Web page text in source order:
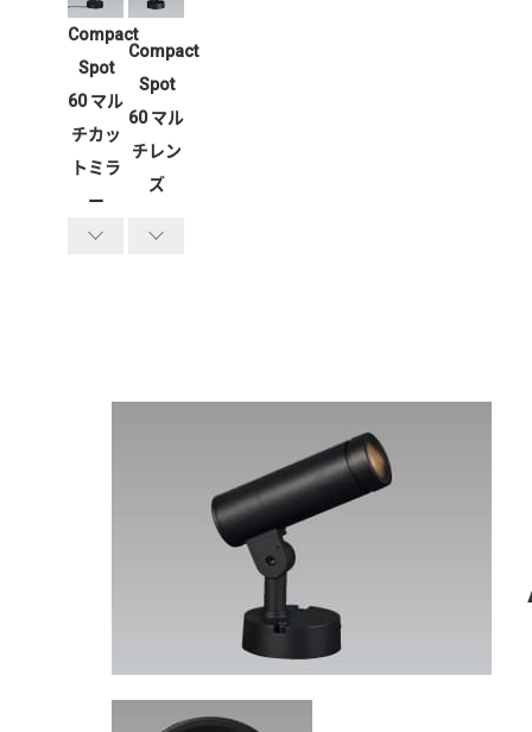
Compact
Spot
60 マル
チカッ
トミラ
ー
Compact
Spot
60 マル
チレン
ズ